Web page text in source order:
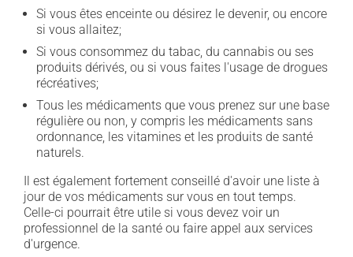
Si vous êtes enceinte ou désirez le devenir, ou encore
si vous allaitez;
Si vous consommez du tabac, du cannabis ou ses
produits dérivés, ou si vous faites l'usage de drogues
récréatives;
Tous les médicaments que vous prenez sur une base
régulière ou non, y compris les médicaments sans
ordonnance, les vitamines et les produits de santé
naturels.
Il est également fortement conseillé d'avoir une liste à
jour de vos médicaments sur vous en tout temps.
Celle-ci pourrait être utile si vous devez voir un
professionnel de la santé ou faire appel aux services
d'urgence.